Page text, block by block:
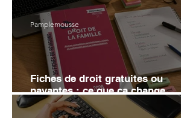
Fiches de droit gratuites ou
payantes : ce que ça change
vraiment sur ta note
Pamplemousse